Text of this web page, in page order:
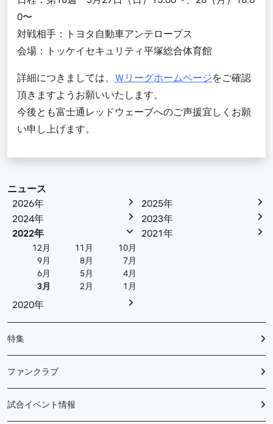
0〜
対戦相手：トヨタ自動車アンテロープス
会場：トッケイセキュリティ平塚総合体育館
詳細につきましては、 Ｗリーグホームページをご確認
頂きますようお願いいたします。
今後とも富士通レッドウェーブへのご声援宜しくお願
い申し上げます。
ニュース
2026年
2025年
2024年
2023年
2022年
12月 11月
10月
9月
8月
7月
6月
5月
4月
3月
2月 1月
2021年
2020年
特集
ファンクラブ
試合イベント情報